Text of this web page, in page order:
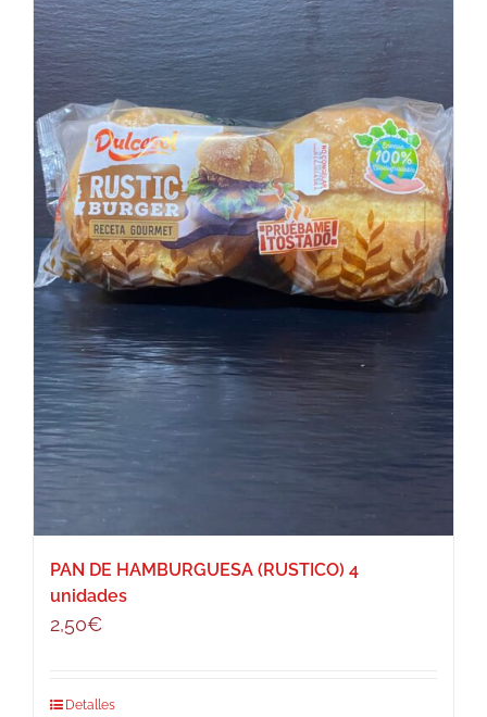
PAN DE HAMBURGUESA (RUSTICO) 4
unidades
2,50€
Detalles